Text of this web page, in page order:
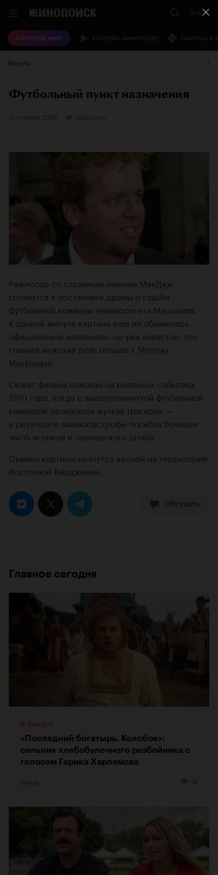
Войти
Смотреть кино
Футбольный пункт назначения
Режиссер со странным именем МакДжи
готовится к постановке драмы о судьбе
футбольной команды университета Маршалла.
К данной минуте картина еще не обзавелась
официальным названием, но уже известно, что
главная мужская роль отошла к Мэттью
МакКонахи
Сюжет фильма основан на реальных событиях
1970 года, когда с вышеупомянутой футбольной
командой произошла жуткая трагедия —
в результате авиакатастрофы погибла большая
часть игроков и тренерского штаба.
Съемки картины начнутся весной на территории
Восточной Вирджинии.
Главное сегодня
В фокусе
«Последний богатырь. Колобок»:
сольник хлебобулочного разбойника с
голосом Гарика Харламова